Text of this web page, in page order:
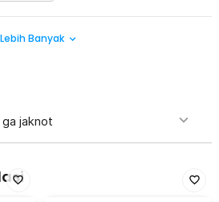
Lebih Banyak
jaknot